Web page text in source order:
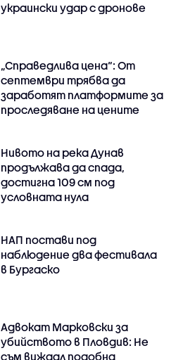
украински удар с дронове
„Справедлива цена“: От
септември трябва да
заработят платформите за
проследяване на цените
Нивото на река Дунав
продължава да спада,
достигна 109 см под
условната нула
НАП постави под
наблюдение два фестивала
в Бургаско
Адвокат Марковски за
убийството в Пловдив: Не
съм виждал подобна